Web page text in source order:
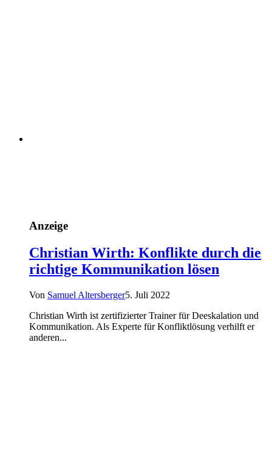
Anzeige
Christian Wirth: Konflikte durch die
richtige Kommunikation lösen
Von Samuel Altersberger5. Juli 2022
Christian Wirth ist zertifizierter Trainer für Deeskalation und
Kommunikation. Als Experte für Konfliktlösung verhilft er
anderen...